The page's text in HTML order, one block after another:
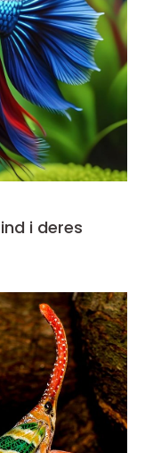
i deres